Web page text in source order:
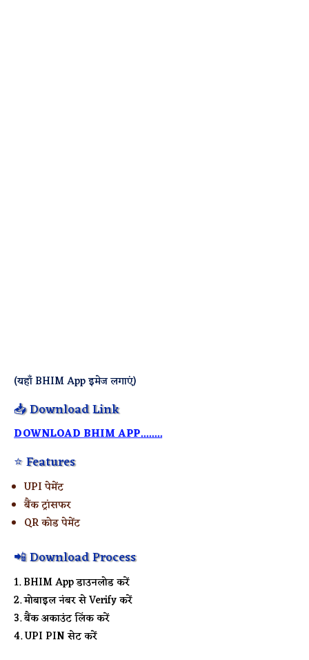
(यहाँ BHIM App इमेज लगाएं)
📥 Download Link
DOWNLOAD BHIM APP........
⭐ Features
UPI पेमेंट
बैंक ट्रांसफर
QR कोड पेमेंट
📲 Download Process
BHIM App डाउनलोड करें
मोबाइल नंबर से Verify करें
बैंक अकाउंट लिंक करें
UPI PIN सेट करें